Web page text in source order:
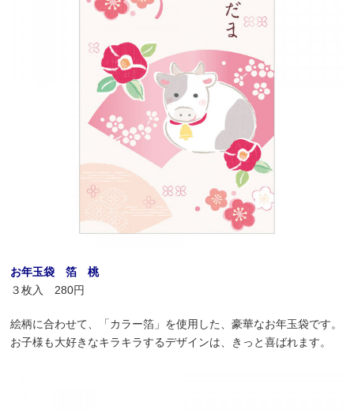
お年玉袋 箔 桃
３枚入 280円
絵柄に合わせて、「カラー箔」を使用した、豪華なお年玉袋です。
お子様も大好きなキラキラするデザインは、きっと喜ばれます。